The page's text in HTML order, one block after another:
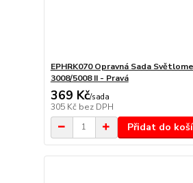
EPHRK070 Opravná Sada
3008/5008 II - Pravá
369 Kč/sada
305 Kč bez DPH
Přidat do